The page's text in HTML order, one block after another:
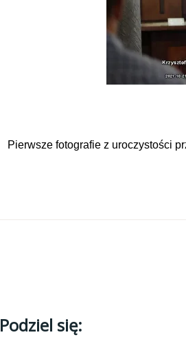
Pierwsze fotografie z uroczystości
Podziel się: